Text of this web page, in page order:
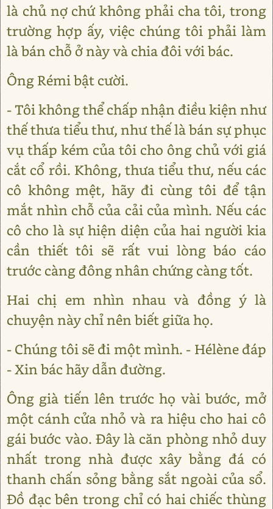
là chủ nợ chứ không phải cha tôi, trong
trường hợp ấy, việc chúng tôi phải làm
là bán chỗ ở này và chia đôi với bác.
Ông Rémi bật cười.
- Tôi không thể chấp nhận điều kiện như
thế thưa tiểu thư, như thế là bán sự phục
vụ thấp kém của tôi cho ông chủ với giá
cắt cổ rồi. Không, thưa tiểu thư, nếu các
cô không mệt, hãy đi cùng tôi để tận
mắt nhìn chỗ của cải của mình. Nếu các
cô cho là sự hiện diện của hai người kia
cần thiết tôi sẽ rất vui lòng báo cáo
trước càng đông nhân chứng càng tốt.
Hai chị em nhìn nhau và đồng ý là
chuyện này chỉ nên biết giữa họ.
- Chúng tôi sẽ đi một mình. - Hélène đáp
- Xin bác hãy dẫn đường.
Ông già tiến lên trước họ vài bước, mở
một cánh cửa nhỏ và ra hiệu cho hai cô
gái bước vào. Đây là căn phòng nhỏ duy
nhất trong nhà được xây bằng đá có
thanh chấn sỏng bằng sắt ngoài của sổ.
Đồ đạc bên trong chỉ có hai chiếc thùng